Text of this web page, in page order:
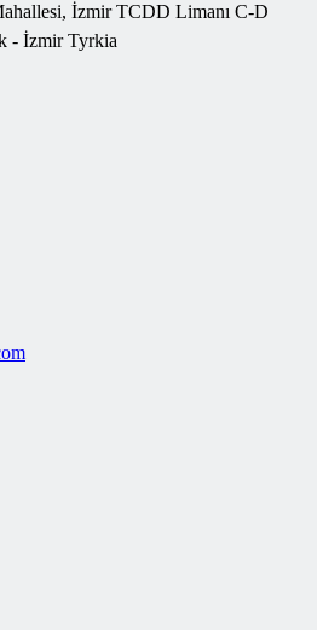
İzmir TCDD Limanı C-D
- İzmir Tyrkia